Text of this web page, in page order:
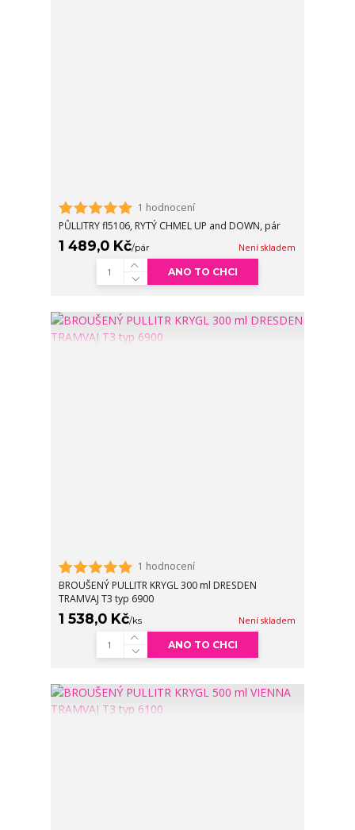
1 hodnocení
PŮLLITRY fl5106, RYTÝ CHMEL UP and DOWN, pár
1 489,0 Kč/pár Není skladem
ANO TO CHCI
1 hodnocení
BROUŠENÝ PULLITR KRYGL 300 ml DRESDEN
TRAMVAJ T3 typ 6900
1 538,0 Kč/ks Není skladem
ANO TO CHCI